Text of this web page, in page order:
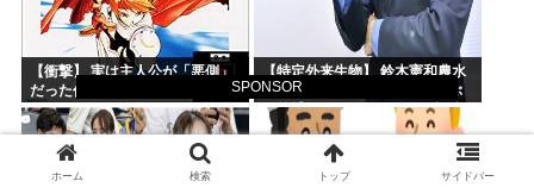
SPONSOR
【衝撃】 実は主人公が「悪側」
だった作品って何がある？
【特定外来生物】 鈴木憲和農水
相、「見かけた場合、踏みつぶ
す等捕殺をお願いします」投稿
が反響
ホーム 検索 トップ サイドバー